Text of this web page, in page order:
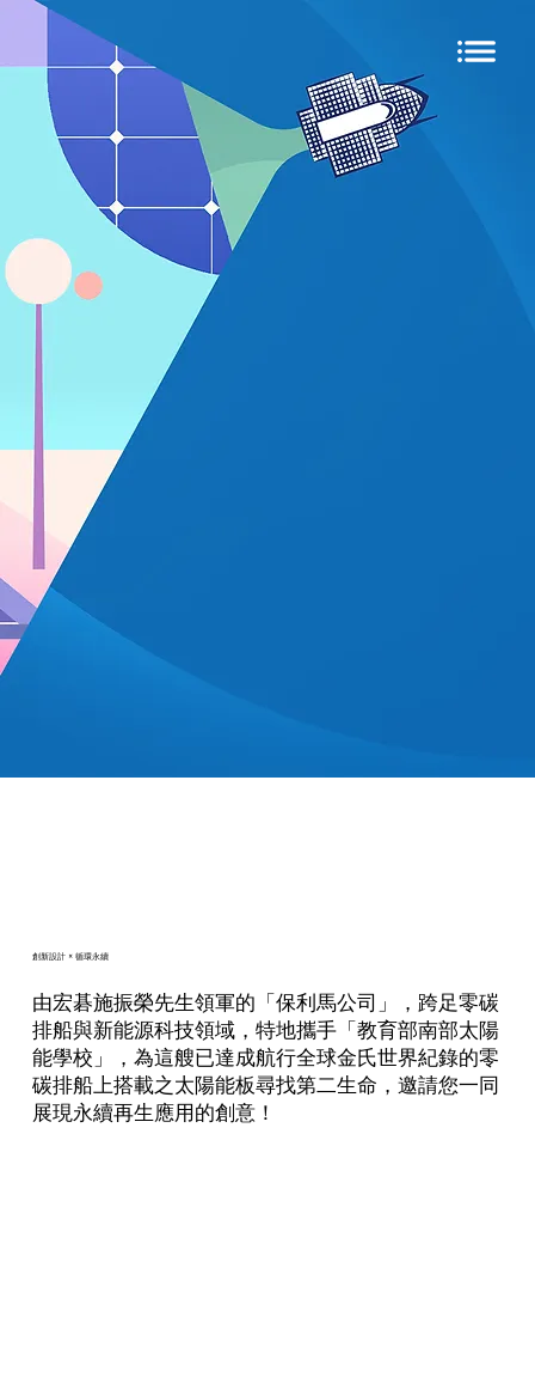
創新設計 × 循環永續
由宏碁施振榮先生領軍的「保利馬公司」，跨足零碳
排船與新能源科技領域，特地攜手「教育部南部太陽
能學校」，為這艘已達成航行全球金氏世界紀錄的零
碳排船上搭載之太陽能板尋找第二生命，邀請您一同
展現永續再生應用的創意！